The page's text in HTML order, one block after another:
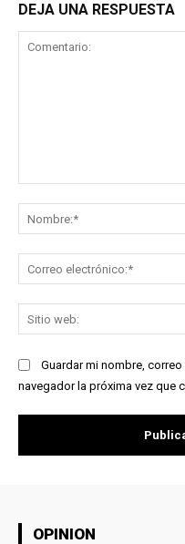
DEJA UNA RESPUESTA
Guardar mi nombre,
navegador la próxima vez que
OPINION